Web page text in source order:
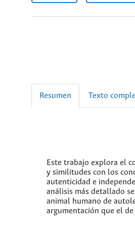
Resumen Texto
Este trabajo explora el
y similitudes con los
autenticidad e
análisis más detallado
animal humano de
argumentación que el